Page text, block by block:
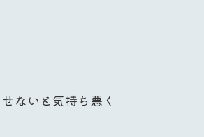
ないと気持ち悪く